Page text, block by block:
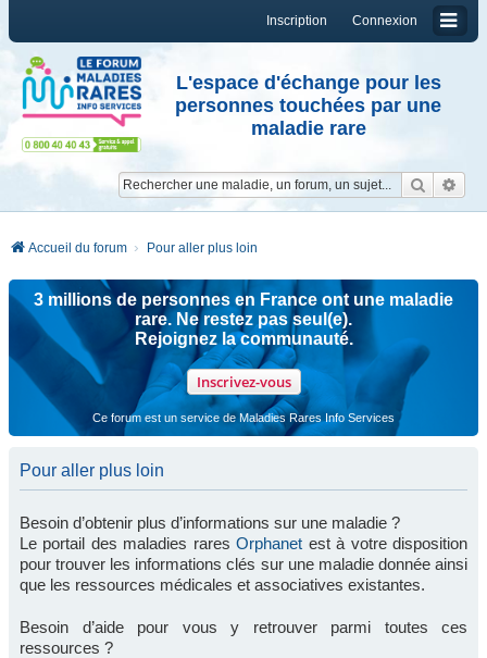
Connexion
Inscription
L'espace d'échange pour les
personnes touchées par une
maladie rare
Accueil du forum Pour aller plus loin
3 millions de personnes en France ont une maladie
rare. Ne restez pas seul(e).
Rejoignez la communauté.
Inscrivez-vous
Ce forum est un service de Maladies Rares Info Services
Pour aller plus loin
Besoin d’obtenir plus d’informations sur une maladie ?
Le portail des maladies raresOrphanet est à votre disposition
pour trouver les informations clés sur une maladie donnée ainsi
que les ressources médicales et associatives existantes.
Besoin d’aide pour vous y retrouver parmi toutes ces
ressources ?